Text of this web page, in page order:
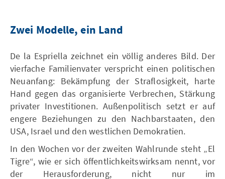
Zwei Modelle, ein Land
De la Espriella zeichnet ein völlig anderes Bild. Der
vierfache Familienvater verspricht einen politischen
Neuanfang: Bekämpfung der Straflosigkeit, harte
Hand gegen das organisierte Verbrechen, Stärkung
privater Investitionen. Außenpolitisch setzt er auf
engere Beziehungen zu den Nachbarstaaten, den
USA, Israel und den westlichen Demokratien.
In den Wochen vor der zweiten Wahlrunde steht „El
Tigre“, wie er sich öffentlichkeitswirksam nennt, vor
der Herausforderung, nicht nur im